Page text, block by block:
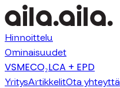
Hinnoittelu
Ominaisuudet
VSMECO₂LCA + EPD
YritysArtikkelitOta yhteyttä